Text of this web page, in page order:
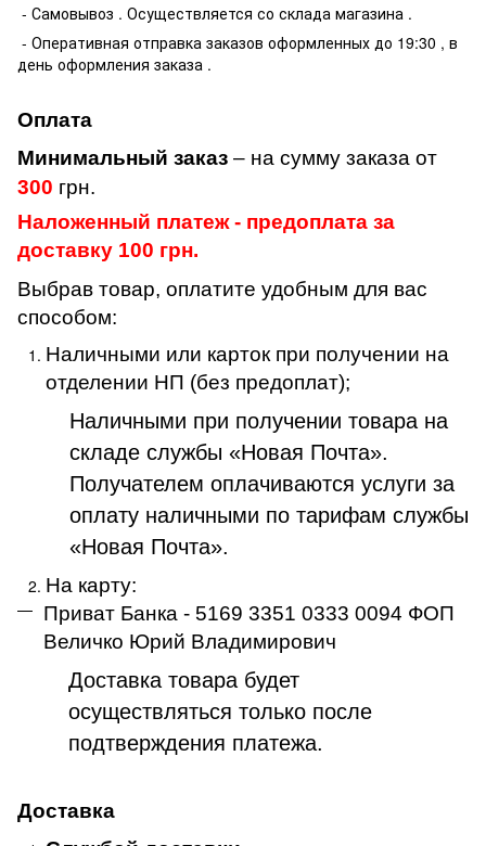
- Самовывоз . Осуществляется со склада магазина .
- Оперативная отправка заказов оформленных до 19:30 , в
день оформления заказа .
Оплата
Минимальный заказ – на сумму заказа от
300 грн.
Наложенный платеж - предоплата за
доставку 100 грн.
Выбрав товар, оплатите удобным для вас
способом:
Наличными или карток при получении на
отделении НП (без предоплат);
Наличными при получении товара на
складе службы «Новая Почта».
Получателем оплачиваются услуги за
оплату наличными по тарифам службы
«Новая Почта».
На карту:
Приват Банка - 5169 3351 0333 0094 ФОП
Величко Юрий Владимирович
Доставка товара будет
осуществляться только после
подтверждения платежа.
Доставка